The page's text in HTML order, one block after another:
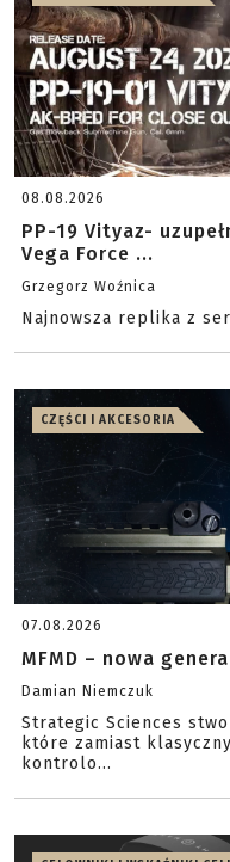
08.08.2026
PP-19 Vityaz-
Vega Force ...
Grzegorz Woźnica
Najnowsza replika z
CZĘŚCI I AKCESORIA
07.08.2026
MFMD – nowa
Damian Niemczuk
Strategic Sciences
które zamiast
kontrolo...